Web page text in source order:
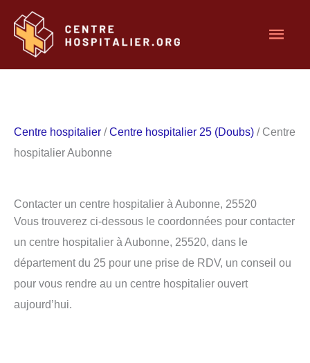
contenu
Centre hospitalier /Centre hospitalier 25 (Doubs) / Centre
hospitalier Aubonne
Contacter un centre hospitalier à Aubonne, 25520
Vous trouverez ci-dessous le coordonnées pour contacter
un centre hospitalier à Aubonne, 25520, dans le
département du 25 pour une prise de RDV, un conseil ou
pour vous rendre au un centre hospitalier ouvert
aujourd’hui.